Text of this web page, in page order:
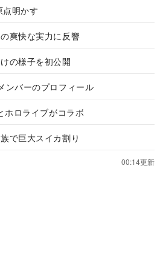
明かす
爽快な実力に反響
の様子を初公開
ンバーのプロフィール
ホロライブがコラボ
で巨大スイカ割り
00:14更新